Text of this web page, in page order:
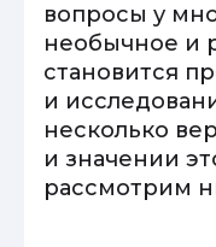
вопросы у
необычное и
становится
и
несколько
и значении
рассмотрим